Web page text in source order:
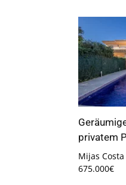
privatem
Mijas Costa
675.000€